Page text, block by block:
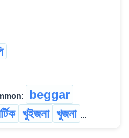
beggar
খুইজনা খুজনা ...